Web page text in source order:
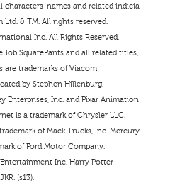
characters, names and related indicia
& TM. All rights reserved.
Inc. All Rights Reserved.
SquarePants and all related titles,
are trademarks of Viacom
by Stephen Hillenburg.
Enterprises, Inc. and Pixar Animation
is a trademark of Chrysler LLC.
of Mack Trucks, Inc. Mercury
of Ford Motor Company.
Inc. Harry Potter
(s13).